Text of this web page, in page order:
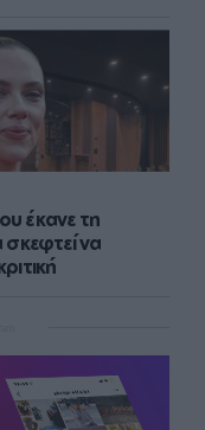
έκανε τη
να